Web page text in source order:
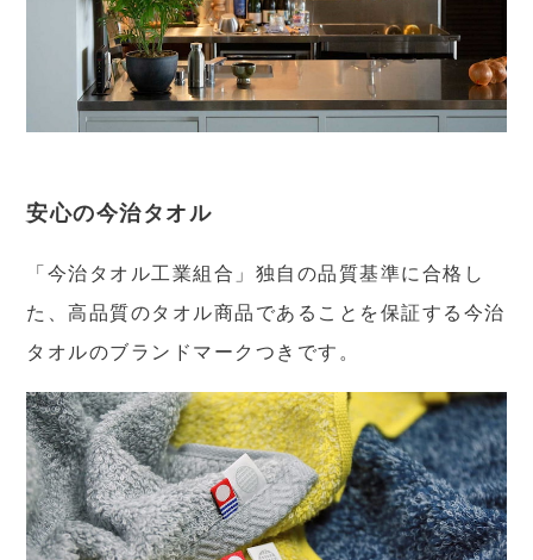
安心の今治タオル
「今治タオル工業組合」独自の品質基準に合格し
た、高品質のタオル商品であることを保証する今治
タオルのブランドマークつきです。